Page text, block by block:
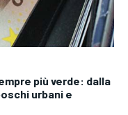
più verde: dalla
urbani e